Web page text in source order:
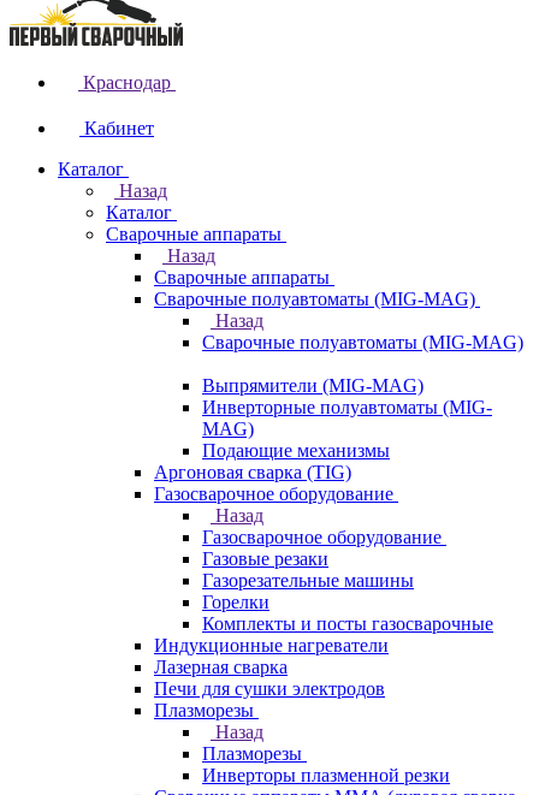
Краснодар
Кабинет
Каталог
Назад
Каталог
Сварочные аппараты
Назад
Сварочные аппараты
Сварочные полуавтоматы (MIG-MAG)
Назад
Сварочные полуавтоматы (MIG-MAG)
Выпрямители (MIG-MAG)
Инверторные полуавтоматы (MIG-
MAG)
Подающие механизмы
Аргоновая сварка (TIG)
Газосварочное оборудование
Назад
Газосварочное оборудование
Газовые резаки
Газорезательные машины
Горелки
Комплекты и посты газосварочные
Индукционные нагреватели
Лазерная сварка
Печи для сушки электродов
Плазморезы
Назад
Плазморезы
Инверторы плазменной резки